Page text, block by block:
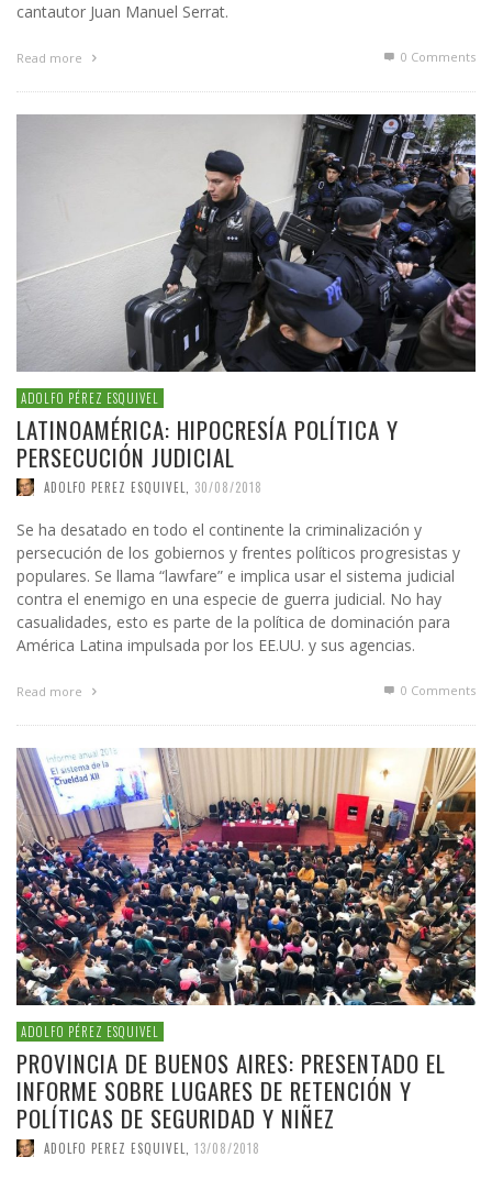
cantautor Juan Manuel Serrat.
Read more 0 Comments
ADOLFO PÉREZ ESQUIVEL
LATINOAMÉRICA: HIPOCRESÍA POLÍTICA Y
PERSECUCIÓN JUDICIAL
ADOLFO PEREZ ESQUIVEL 30/08/2018
Se ha desatado en todo el continente la criminalización y
persecución de los gobiernos y frentes políticos progresistas y
populares. Se llama “lawfare” e implica usar el sistema judicial
contra el enemigo en una especie de guerra judicial. No hay
casualidades, esto es parte de la política de dominación para
América Latina impulsada por los EE.UU. y sus agencias.
Read more 0 Comments
ADOLFO PÉREZ ESQUIVEL
PROVINCIA DE BUENOS AIRES: PRESENTADO EL
INFORME SOBRE LUGARES DE RETENCIÓN Y
POLÍTICAS DE SEGURIDAD Y NIÑEZ
ADOLFO PEREZ ESQUIVEL 13/08/2018